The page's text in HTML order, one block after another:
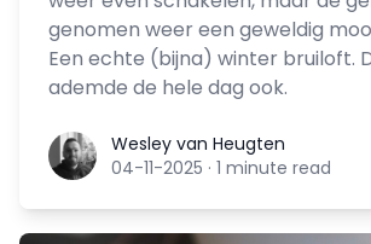
genomen weer een geweldig
Een echte (bijna) winter bruiloft.
ademde de hele dag ook.
Wesley van Heugten
Wesley van Heugten
04-11-2025 · 1 minute read